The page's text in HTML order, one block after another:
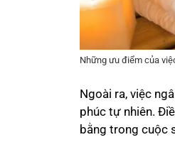
Những ưu điểm của
Ngoài ra, việc
phúc tự nhiên.
bằng trong cuộc